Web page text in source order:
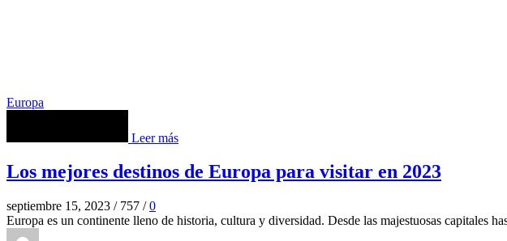
Europa
Leer más
Los mejores destinos de Europa para visitar en 2023
septiembre 15, 2023 / 757 / 0
Europa es un continente lleno de historia, cultura y diversidad. Desde las majestuosas capitales